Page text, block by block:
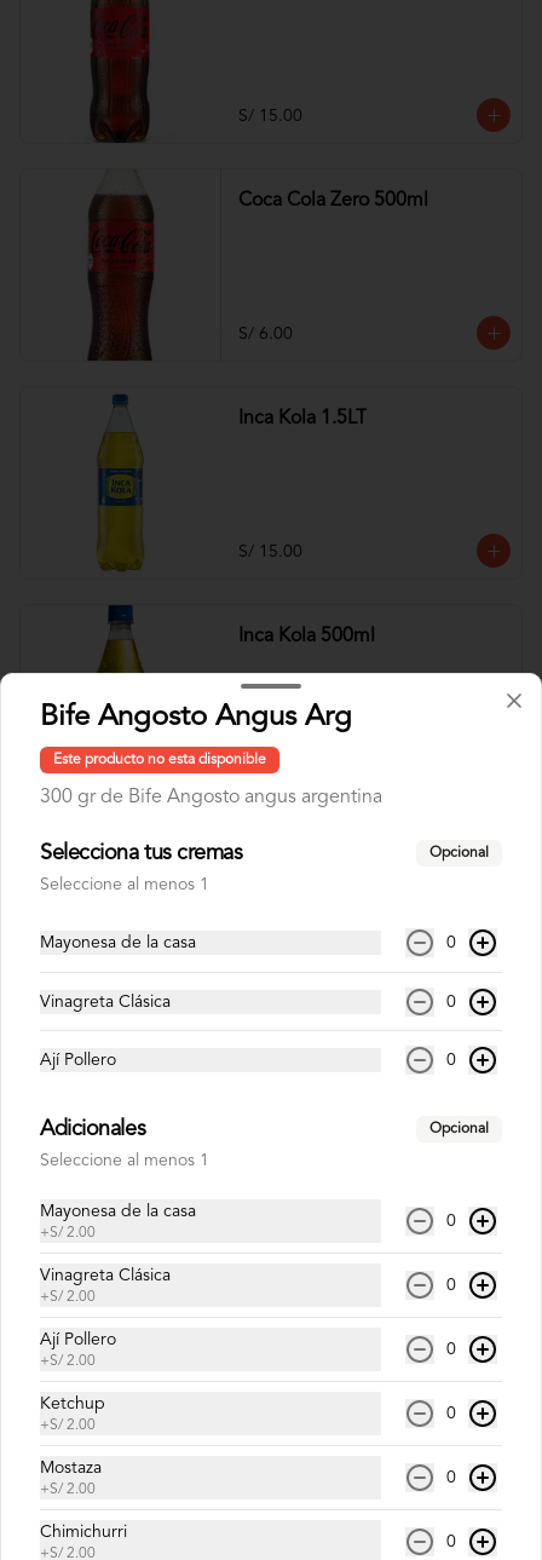
S/ 15.00
Coca Cola Zero 500ml
S/ 6.00
Inca Kola 1.5LT
S/ 15.00
Inca Kola 500ml
S/ 6.00
Inca Kola Zero 1.5lt
Inca Kola Zero 500ml
Conócenos
Bife Angosto Angus Arg
Este producto no esta disponible
300 gr de Bife Angosto angus argentina
Selecciona tus cremas Opcional
Seleccione al menos 1
Mayonesa de la casa 0
Vinagreta Clásica 0
Ají Pollero 0
Adicionales Opcional
Seleccione al menos 1
Mayonesa de la casa
+S/ 2.00
0
Vinagreta Clásica
+S/ 2.00
0
Ají Pollero
+S/ 2.00
0
Ketchup
+S/ 2.00
0
Mostaza
+S/ 2.00
0
Chimichurri
+S/ 2.00
0